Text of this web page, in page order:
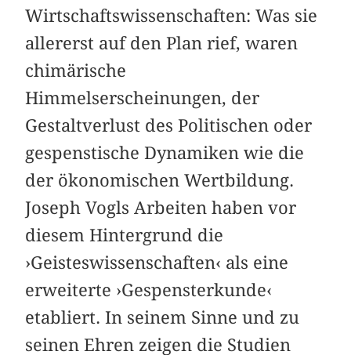
Wirtschaftswissenschaften: Was sie
allererst auf den Plan rief, waren
chimärische
Himmelserscheinungen, der
Gestaltverlust des Politischen oder
gespenstische Dynamiken wie die
der ökonomischen Wertbildung.
Joseph Vogls Arbeiten haben vor
diesem Hintergrund die
›Geisteswissenschaften‹ als eine
erweiterte ›Gespensterkunde‹
etabliert. In seinem Sinne und zu
seinen Ehren zeigen die Studien